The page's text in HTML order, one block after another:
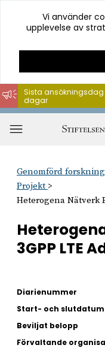
Hoppa
till
innehåll
Vi använder
upplevelse av
Sista ansökningsdag
dagar
Genomförd forskning
Projekt
Heterogena Nätverk
3GPP LTE
Diarienummer
Start- och slutdatum
Beviljat belopp
Förvaltande